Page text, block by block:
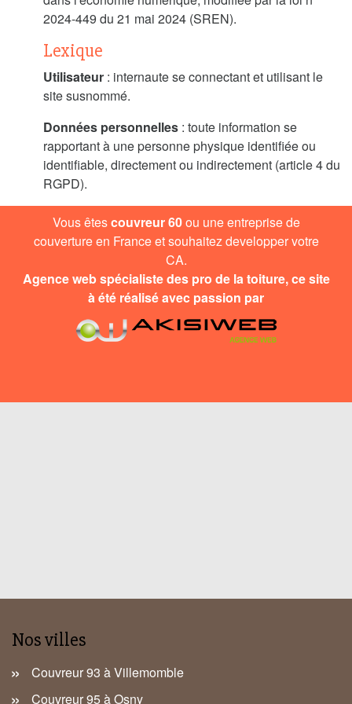
2024-449 du 21 mai 2024 (SREN).
Lexique
Utilisateur : internaute se connectant et utilisant le
site susnommé.
Données personnelles : toute information se
rapportant à une personne physique identifiée ou
identifiable, directement ou indirectement (article 4 du
RGPD).
Vous êtescouvreur 60ou une entreprise de
couverture en France et souhaitez developper votre
CA.
Agence webspécialiste des pro de la toiture, ce site
à été réalisé avec passion par
Nos villes
Couvreur 93 à Villemomble
Couvreur 95 à Osny